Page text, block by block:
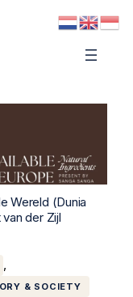
Wereld (Dunia
der Zijl
,
& SOCIETY